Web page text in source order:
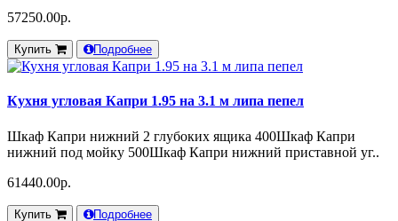
57250.00р.
Купить Подробнее
Кухня угловая Капри 1.95 на 3.1 м липа пепел
Шкаф Капри нижний 2 глубоких ящика 400Шкаф Капри
нижний под мойку 500Шкаф Капри нижний приставной уг..
61440.00р.
Купить Подробнее